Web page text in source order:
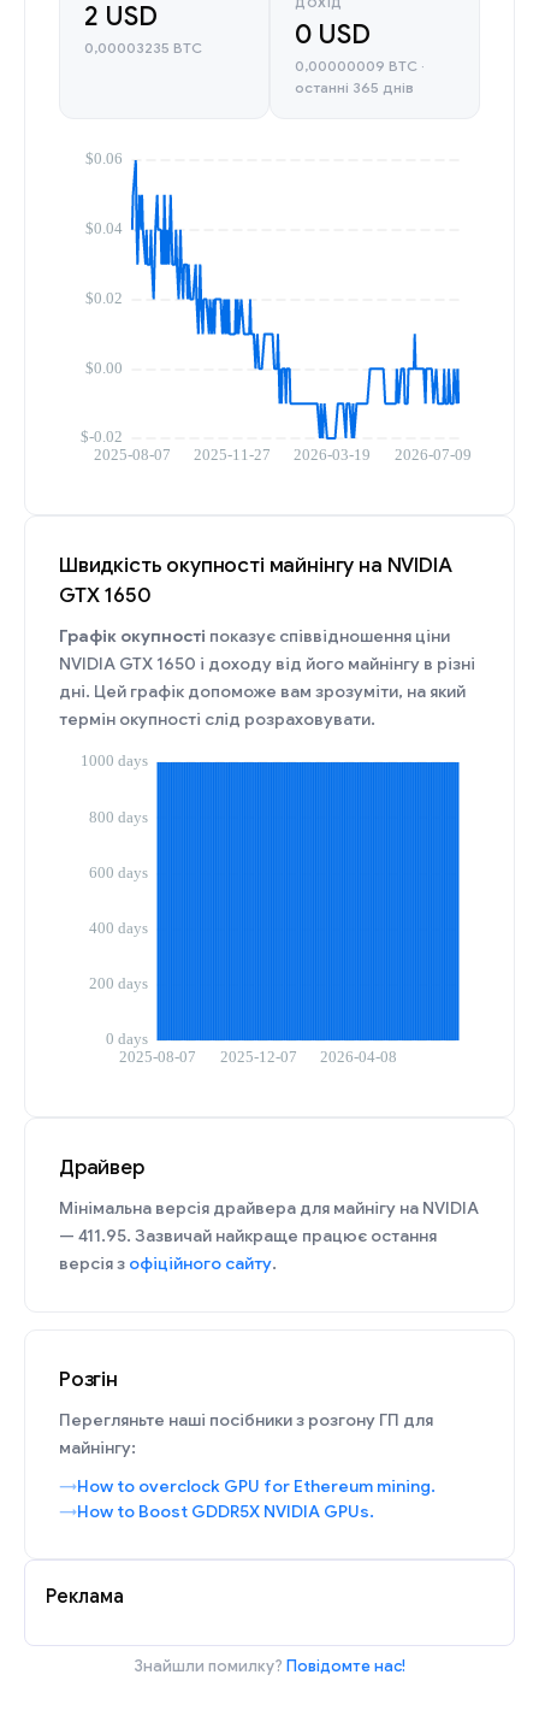
2 USD
0,00003235 BTC 0 USD
0,00000009 BTC ·
останні 365 днів
Швидкість окупності майнінгу на NVIDIA
GTX 1650
Графік окупності показує співвідношення ціни
NVIDIA GTX 1650 і доходу від його майнінгу в різні
дні. Цей графік допоможе вам зрозуміти, на який
термін окупності слід розраховувати.
Драйвер
Мінімальна версія драйвера для майнігу на NVIDIA
— 411.95. Зазвичай найкраще працює остання
версія з офіційного сайту.
Розгін
Перегляньте наші посібники з розгону ГП для
майнінгу:
How to overclock GPU for Ethereum mining.
How to Boost GDDR5X NVIDIA GPUs.
Реклама
Знайшли помилку? Повідомте нас!